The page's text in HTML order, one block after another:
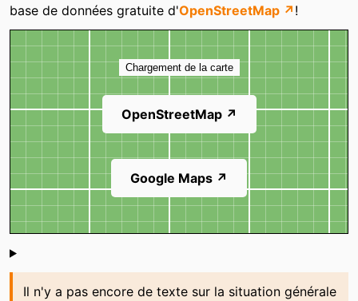
base de données gratuite d'OpenStreetMap ↗ !
Carte
Chargement de la carte
OpenStreetMap ↗
Google Maps ↗
Shoutbox
Il n'y a pas encore de texte sur la situation générale